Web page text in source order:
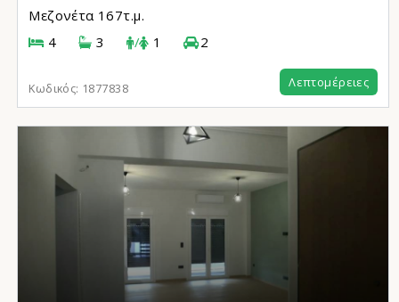
Μεζονέτα 167τ.μ.
4
3 / 1 2
Κωδικός: 1877838 Λεπτομέρειες